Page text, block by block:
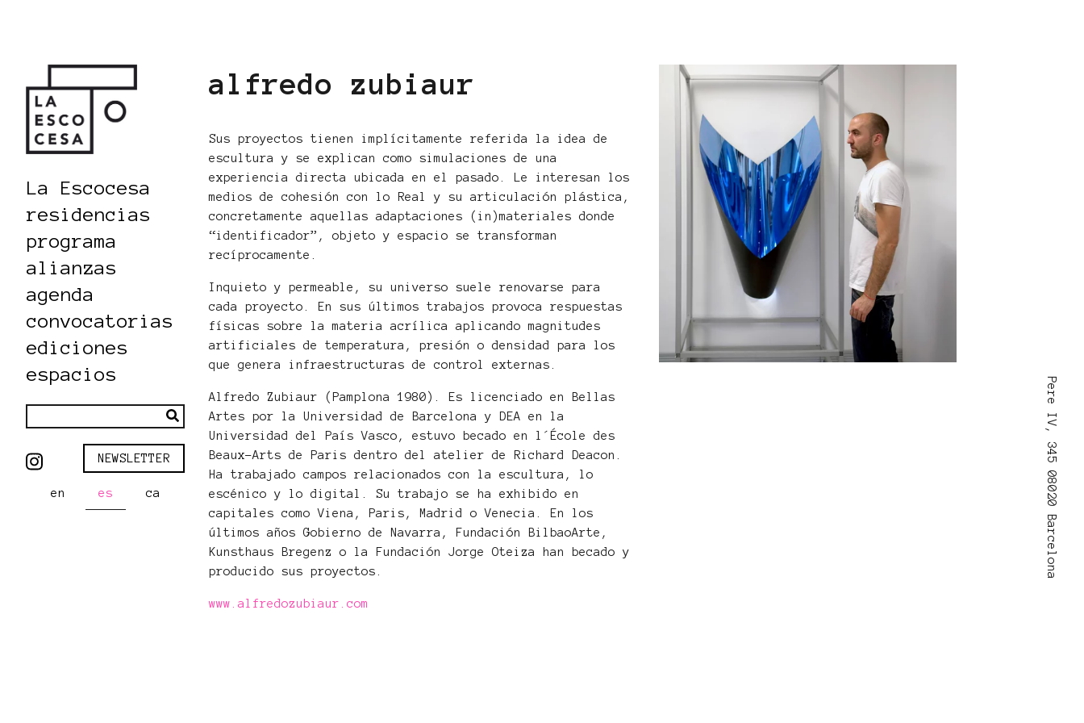
Pere IV, 345 08020 Barcelona
La Escocesa
residencias
programa
alianzas
agenda
convocatorias
ediciones
espacios
NEWSLETTER
en es ca
alfredo zubiaur
Sus proyectos tienen implícitamente referida la idea de
escultura y se explican como simulaciones de una
experiencia directa ubicada en el pasado. Le interesan los
medios de cohesión con lo Real y su articulación plástica,
concretamente aquellas adaptaciones (in)materiales donde
“identificador”, objeto y espacio se transforman
recíprocamente.
Inquieto y permeable, su universo suele renovarse para
cada proyecto. En sus últimos trabajos provoca respuestas
físicas sobre la materia acrílica aplicando magnitudes
artificiales de temperatura, presión o densidad para los
que genera infraestructuras de control externas.
Alfredo Zubiaur (Pamplona 1980). Es licenciado en Bellas
Artes por la Universidad de Barcelona y DEA en la
Universidad del País Vasco, estuvo becado en l´École des
Beaux-Arts de Paris dentro del atelier de Richard Deacon.
Ha trabajado campos relacionados con la escultura, lo
escénico y lo digital. Su trabajo se ha exhibido en
capitales como Viena, Paris, Madrid o Venecia. En los
últimos años Gobierno de Navarra, Fundación BilbaoArte,
Kunsthaus Bregenz o la Fundación Jorge Oteiza han becado y
producido sus proyectos.
www.alfredozubiaur.com